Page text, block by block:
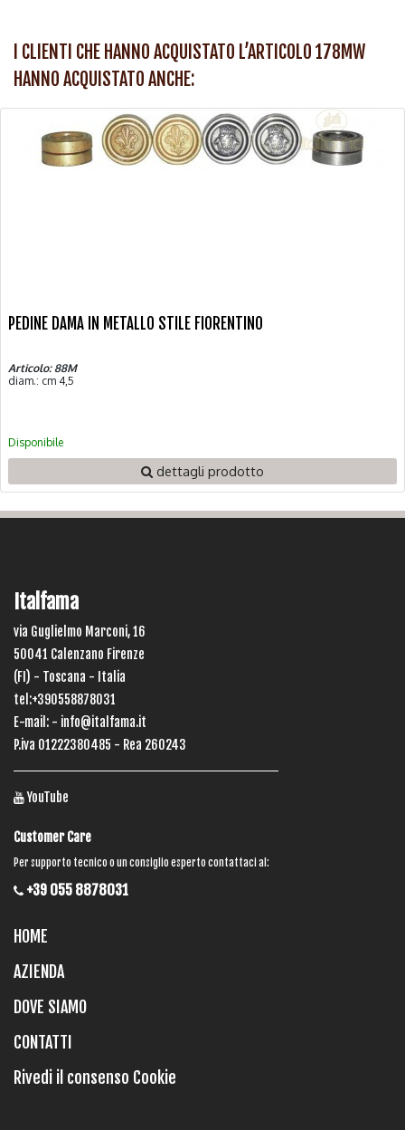
I CLIENTI CHE HANNO ACQUISTATO L’ARTICOLO 178MW
HANNO ACQUISTATO ANCHE:
PEDINE DAMA IN METALLO STILE FIORENTINO
Articolo: 88M
diam.: cm 4,5
Disponibile
dettagli prodotto
Italfama
via Guglielmo Marconi, 16
50041 Calenzano Firenze
(FI) - Toscana - Italia
tel:+390558878031
E-mail: - info@italfama.it
P.iva 01222380485 - Rea 260243
YouTube
Customer Care
Per supporto tecnico o un consiglio esperto contattaci al:
+39 055 8878031
HOME
AZIENDA
DOVE SIAMO
CONTATTI
Rivedi il consenso Cookie